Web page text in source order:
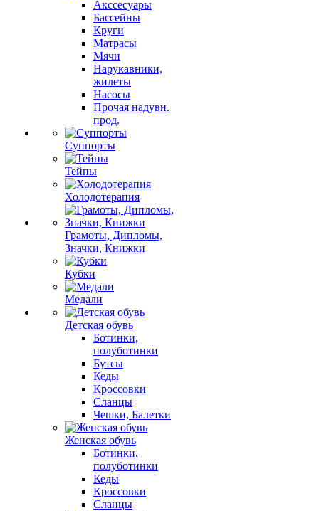
Акссесуары
Бассейны
Круги
Матрасы
Мячи
Нарукавники,
жилеты
Насосы
Прочая надувн.
прод.
Суппорты
Тейпы
Холодотерапия
Грамоты, Дипломы,
Значки, Книжки
Кубки
Медали
Детская обувь
Ботинки,
полуботинки
Бутсы
Кеды
Кроссовки
Сланцы
Чешки, Балетки
Женская обувь
Ботинки,
полуботинки
Кеды
Кроссовки
Сланцы